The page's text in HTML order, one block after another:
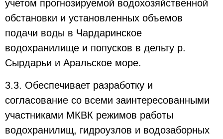
учетом прогнозируемой водохозяйственной
обстановки и установленных объемов
подачи воды в Чардаринское
водохранилище и попусков в дельту р.
Сырдарьи и Аральское море.
3.3. Обеспечивает разработку и
согласование со всеми заинтересованными
участниками МКВК режимов работы
водохранилищ, гидроузлов и водозаборных